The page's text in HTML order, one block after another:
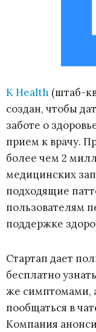
K Health (штаб-
создан, чтобы
заботе о
прием к врачу.
более чем 2
медицинских
подходящие
пользователям
поддержке
Стартап дает
бесплатно
же симптомами,
пообщаться в
Компания